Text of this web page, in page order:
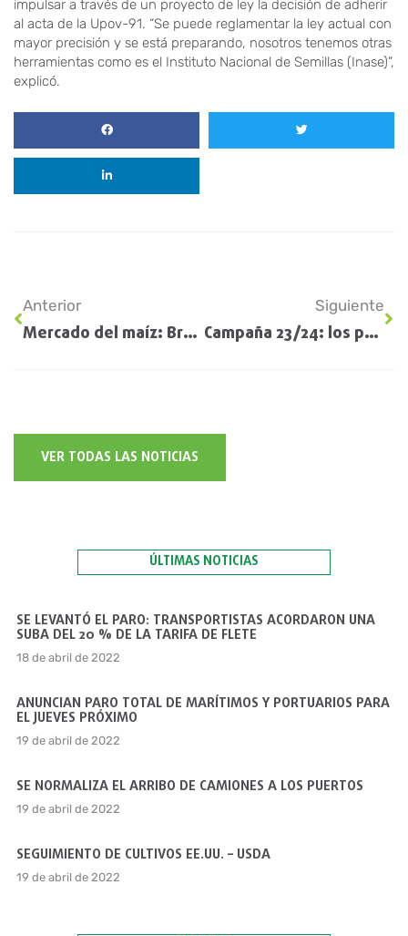
impulsar a través de un proyecto de ley la decisión de adherir
al acta de la Upov-91. “Se puede reglamentar la ley actual con
mayor precisión y se está preparando, nosotros tenemos otras
herramientas como es el Instituto Nacional de Semillas (Inase)”,
explicó.
Anterior
Mercado del maíz: Brasil y Argentina juegan su partido, en medio de una feroz competencia
Siguiente
Campaña 23/24: los productores demoran las ventas
VER TODAS LAS NOTICIAS
ÚLTIMAS NOTICIAS
SE LEVANTÓ EL PARO: TRANSPORTISTAS ACORDARON UNA
SUBA DEL 20 % DE LA TARIFA DE FLETE
18 de abril de 2022
ANUNCIAN PARO TOTAL DE MARÍTIMOS Y PORTUARIOS PARA
EL JUEVES PRÓXIMO
19 de abril de 2022
SE NORMALIZA EL ARRIBO DE CAMIONES A LOS PUERTOS
19 de abril de 2022
SEGUIMIENTO DE CULTIVOS EE.UU. – USDA
19 de abril de 2022